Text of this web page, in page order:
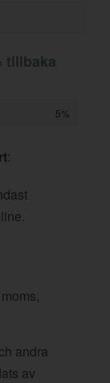
tillbaka
5%
:
andra
av